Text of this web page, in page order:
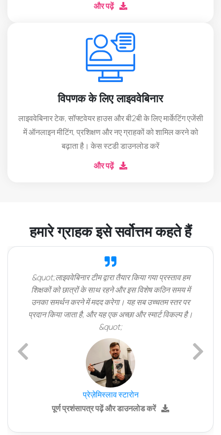
और पढ़ें
विपणक के लिए लाइववेबिनार
लाइववेबिनार टेक, सॉफ्टवेयर हाउस और बी2बी के लिए मार्केटिंग एजेंसी
में ऑनलाइन मीटिंग, प्रशिक्षण और नए ग्राहकों को शामिल करने को
बढ़ाता है। केस स्टडी डाउनलोड करें
और पढ़ें
हमारे ग्राहक इसे सर्वोत्तम कहते हैं
&quot;लाइववेबिनार टीम द्वारा तैयार किया गया प्रस्ताव हम
शिक्षकों को छात्रों के साथ रहने और इस विशेष कठिन समय में
उनका समर्थन करने में मदद करेगा। यह सब उच्चतम स्तर पर
प्रदान किया जाता है, और यह एक अच्छा और स्मार्ट विकल्प है।
&quot;
प्रेज़ेमिस्लाव स्टारोन
पूर्ण प्रशंसापत्र पढ़ें और डाउनलोड करें
Previous Next